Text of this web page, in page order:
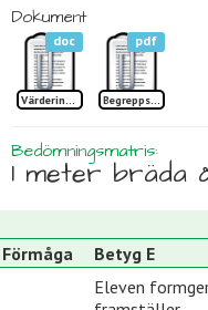
Dokument
doc
Värdering 1 m. bräda 7-9
pdf
Begreppslista 1 meter bräda TP
Bedömningsmatris:
1 meter bräda
Förmåga
Betyg E
Eleven